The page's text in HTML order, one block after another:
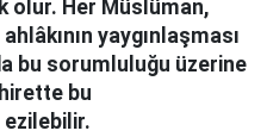
olur. Her Müslüman,
yaygınlaşması
bu sorumluluğu üzerine
bu